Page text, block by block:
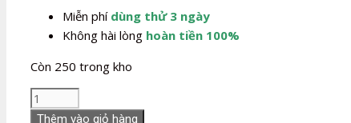
350.000,0₫.là:
280.000,0₫.
Miễn phí dùng thử 3 ngày
Không hài lòng hoàn tiền 100%
Còn 250 trong kho
Sạc
xe
Thêm vào giỏ hàng